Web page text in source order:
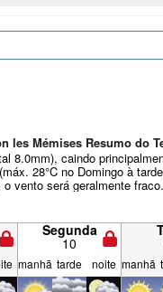
les Mémises Resumo do
8.0mm), caindo
28°C no Domingo à
vento será geralmente fraco.
Segunda
10
manhã tarde noite manhã